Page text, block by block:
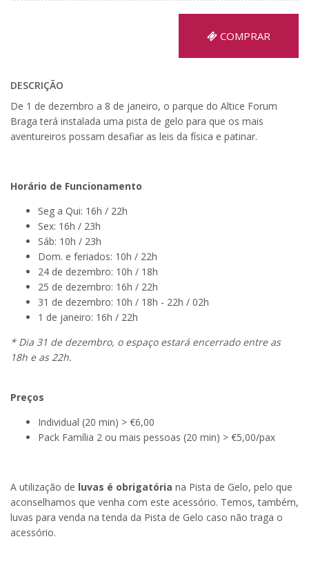
COMPRAR
DESCRIÇÃO
De 1 de dezembro a 8 de janeiro, o parque do Altice Forum
Braga terá instalada uma pista de gelo para que os mais
aventureiros possam desafiar as leis da física e patinar.
Horário de Funcionamento
Seg a Qui: 16h / 22h
Sex: 16h / 23h
Sáb: 10h / 23h
Dom. e feriados: 10h / 22h
24 de dezembro: 10h / 18h
25 de dezembro: 16h / 22h
31 de dezembro: 10h / 18h - 22h / 02h
1 de janeiro: 16h / 22h
* Dia 31 de dezembro, o espaço estará encerrado entre as
18h e as 22h.
Preços
Individual (20 min) > €6,00
Pack Família 2 ou mais pessoas (20 min) > €5,00/pax
A utilização de luvas é obrigatória na Pista de Gelo, pelo que
aconselhamos que venha com este acessório. Temos, também,
luvas para venda na tenda da Pista de Gelo caso não traga o
acessório.